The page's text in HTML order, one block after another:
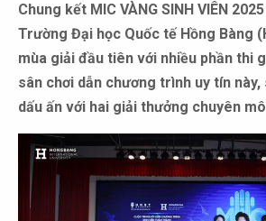
Chung kết MIC VÀNG SINH VIÊN
Trường Đại học Quốc tế Hồng Bàng
mùa giải đầu tiên với nhiều phần thi
sân chơi dẫn chương trình uy tín này,
dấu ấn với hai giải thưởng chuyên